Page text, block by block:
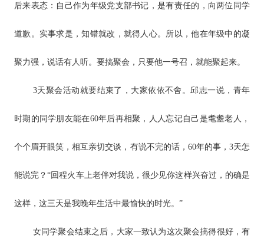
后来表态：自己作为年级党支部书记，是有责任的，向两位同学
道歉。实事求是，知错就改，就得人心。所以，他在年级中的凝
聚力强，说话有人听。要搞聚会，只要他一号召，就能聚起来。
3天聚会活动就要结束了，大家依依不舍。邱志一说，青年
时期的同学朋友能在60年后再相聚，人人忘记自己是耄耋老人，
个个眉开眼笑，相互亲切交谈，有说不完的话，60年的事，3天怎
能说完？“回程火车上老伴对我说，很少见你这样兴奋过，的确是
这样，这三天是我晚年生活中最愉快的时光。”
女同学聚会结束之后，大家一致认为这次聚会搞得很好，有